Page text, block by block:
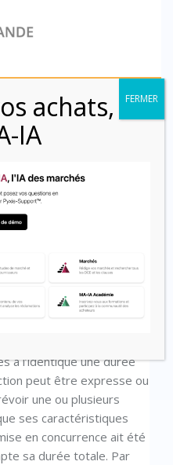
des
4)
Publique
à l’identique une durée
peut être expresse ou
une ou plusieurs
ses caractéristiques
en concurrence ait été
sa durée totale. Par
achats,
IA
FERMER